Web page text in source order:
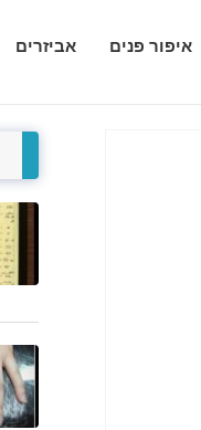
איפור פנים אביזרים